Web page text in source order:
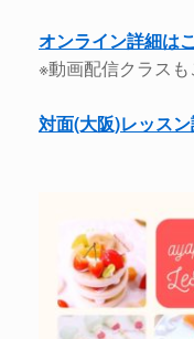
オンライン詳細は
※動画配信クラスも
対面(大阪)レッス